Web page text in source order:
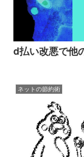
d払い改悪で他
ネットの節約術